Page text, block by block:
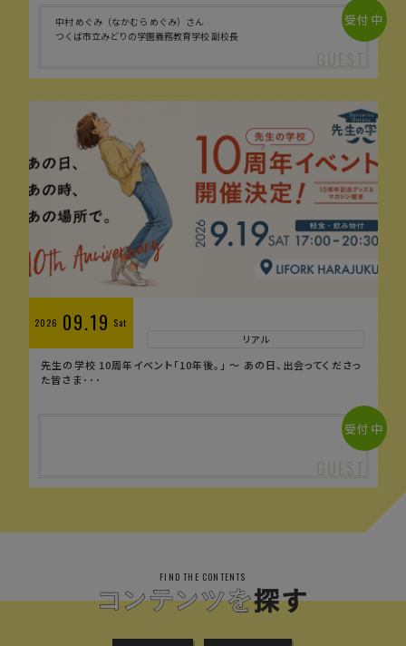
中村 めぐみ（なかむら めぐみ）さん
つくば市立みどりの学園義務教育学校 副校長
受付中
2026 09.19 Sat
リアル
先生の学校 10周年イベント「10年後。」 〜 あの日、出会ってくださっ
た皆さま･･･
受付中
FIND THE CONTENTS